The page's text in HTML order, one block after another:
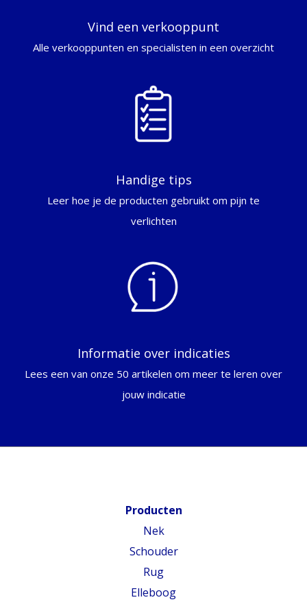
Vind een verkooppunt
Alle verkooppunten en specialisten in een overzicht
Handige tips
Leer hoe je de producten gebruikt om pijn te
verlichten
Informatie over indicaties
Lees een van onze 50 artikelen om meer te leren over
jouw indicatie
Producten
Nek
Schouder
Rug
Elleboog